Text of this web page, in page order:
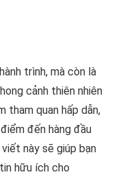
trình, mà còn là
cảnh thiên nhiên
tham quan hấp dẫn,
đến hàng đầu
này sẽ giúp bạn
hữu ích cho